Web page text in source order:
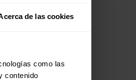
de las cookies
como las
contenido